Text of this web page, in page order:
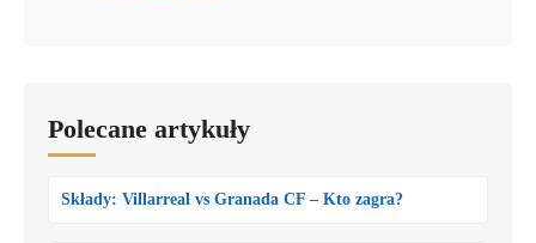
Polecane artykuły
Składy: Villarreal vs Granada CF – Kto zagra?